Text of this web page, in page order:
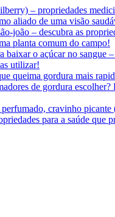
– propriedades
aliado de uma visão
joão – descubra as
planta comum do campo!
baixar o açúcar no sangue
utilizar!
queima gordura mais
de gordura escolher?
perfumado, cravinho
para a saúde que